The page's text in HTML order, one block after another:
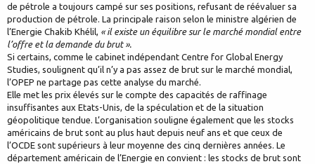
de pétrole a toujours campé sur ses positions, refusant de réévaluer sa
production de pétrole. La principale raison selon le ministre algérien de
l’Energie Chakib Khélil, « il existe un équilibre sur le marché mondial entre
l’offre et la demande du brut ».
Si certains, comme le cabinet indépendant Centre for Global Energy
Studies, soulignent qu’il n’y a pas assez de brut sur le marché mondial,
l’OPEP ne partage pas cette analyse du marché.
Elle met les prix élevés sur le compte des capacités de raffinage
insuffisantes aux Etats-Unis, de la spéculation et de la situation
géopolitique tendue. L’organisation souligne également que les stocks
américains de brut sont au plus haut depuis neuf ans et que ceux de
l’OCDE sont supérieurs à leur moyenne des cinq dernières années. Le
département américain de l’Energie en convient : les stocks de brut sont